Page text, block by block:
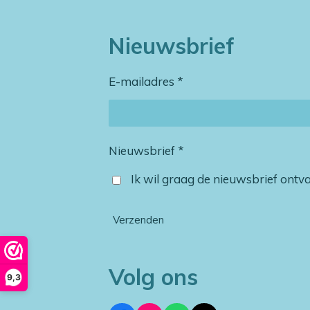
9,3
Nieuwsbrief
E-mailadres *
Nieuwsbrief *
Ik wil graag de nieuwsbrief
Verzenden
Volg ons